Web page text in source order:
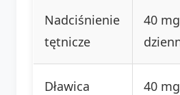
Nadciśnienie
tętnicze
40
Dławica
40